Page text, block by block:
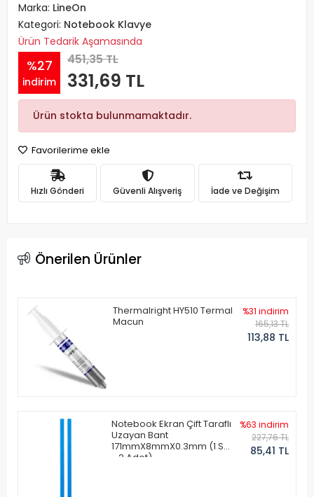
Marka: LineOn
Kategori: Notebook Klavye
Ürün Tedarik Aşamasında
%27
indirim
451,35 TL
331,69 TL
Ürün stokta bulunmamaktadır.
Favorilerime ekle
Hızlı Gönderi Güvenli Alışveriş İade ve Değişim
Önerilen Ürünler
Thermalright HY510 Termal
Macun
%31 indirim
165,13 TL
113,88 TL
Notebook Ekran Çift Taraflı
Uzayan Bant
171mmX8mmX0.3mm (1 Set
- 2 Adet)
%63 indirim
227,76 TL
85,41 TL